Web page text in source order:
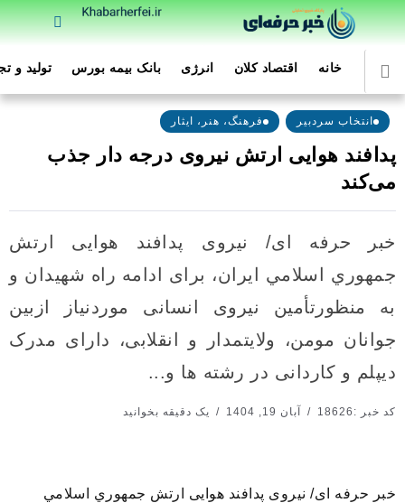
خانه اقتصاد کلان انرژی بانک بیمه بورس تولید و
انتخاب سردبیر فرهنگ، هنر، ایثار
پدافند هوایی ارتش نیروی درجه دار جذب
می‌کند
خبر حرفه ای/ نیروی پدافند هوایی ارتش
جمهوري اسلامي ايران، برای ادامه راه شهیدان و
به منظورتأمین نیروی انسانی موردنیاز ازبین
جوانان مومن، ولایتمدار و انقلابی، دارای مدرک
دیپلم و کاردانی در رشته ها و...
کد خبر :18626 آبان 19, 1404 یک دقیقه بخوانید
خبر حرفه ای/ نیروی پدافند هوایی ارتش جمهوري اسلامي